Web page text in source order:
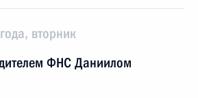
вторник
ФНС Даниилом